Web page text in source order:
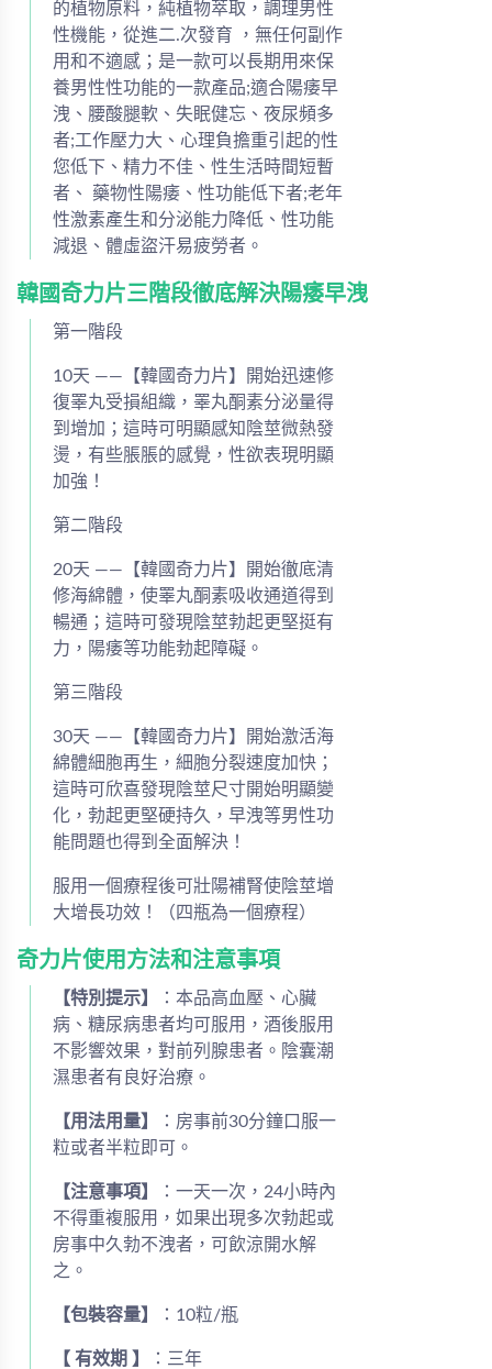
的植物原料，純植物萃取，調理男性
性機能，從進二.次發育 ，無任何副作
用和不適感；是一款可以長期用來保
養男性性功能的一款產品;適合陽痿早
洩、腰酸腿軟、失眠健忘、夜尿頻多
者;工作壓力大、心理負擔重引起的性
您低下、精力不佳、性生活時間短暫
者、 藥物性陽痿、性功能低下者;老年
性激素產生和分泌能力降低、性功能
減退、體虛盜汗易疲勞者。
韓國奇力片三階段徹底解決陽痿早洩
第一階段
10天 ——【韓國奇力片】開始迅速修
復睪丸受損組織，睪丸酮素分泌量得
到增加；這時可明顯感知陰莖微熱發
燙，有些脹脹的感覺，性欲表現明顯
加強！
第二階段
20天 ——【韓國奇力片】開始徹底清
修海綿體，使睪丸酮素吸收通道得到
暢通；這時可發現陰莖勃起更堅挺有
力，陽痿等功能勃起障礙。
第三階段
30天 ——【韓國奇力片】開始激活海
綿體細胞再生，細胞分裂速度加快；
這時可欣喜發現陰莖尺寸開始明顯變
化，勃起更堅硬持久，早洩等男性功
能問題也得到全面解決！
服用一個療程後可壯陽補腎使陰莖增
大增長功效！（四瓶為一個療程）
奇力片使用方法和注意事項
【特別提示】
：本品高血壓、心臟
病、糖尿病患者均可服用，酒後服用
不影響效果，對前列腺患者。陰囊潮
濕患者有良好治療。
【用法用量】
：房事前30分鐘口服一
粒或者半粒即可。
【注意事項】
：一天一次，24小時內
不得重複服用，如果出現多次勃起或
房事中久勃不洩者，可飲涼開水解
之。
【包裝容量】 ：10粒/瓶
【 有效期 】 ：三年